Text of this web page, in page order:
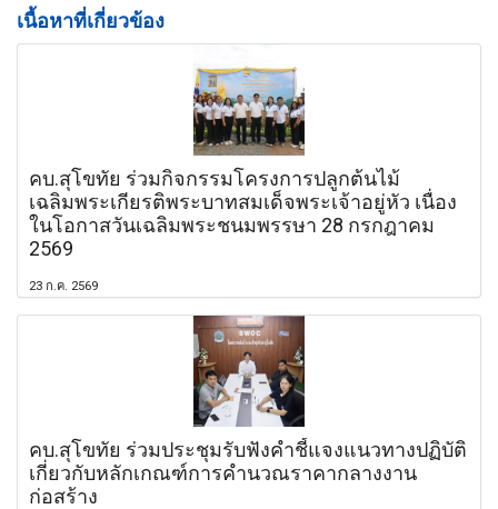
เนื้อหาที่เกี่ยวข้อง
คบ.สุโขทัย ร่วมกิจกรรมโครงการปลูกต้นไม้
เฉลิมพระเกียรติพระบาทสมเด็จพระเจ้าอยู่หัว เนื่อง
ในโอกาสวันเฉลิมพระชนมพรรษา 28 กรกฎาคม
2569
23 ก.ค. 2569
คบ.สุโขทัย ร่วมประชุมรับฟังคำชี้แจงแนวทางปฏิบัติ
เกี่ยวกับหลักเกณฑ์การคำนวณราคากลางงาน
ก่อสร้าง